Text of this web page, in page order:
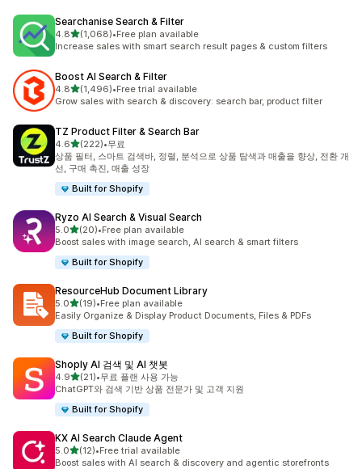
Searchanise Search & Filter
4.8별 5개 중
(1,068)
총 리뷰 1068개
•Free plan available
Increase sales with smart search result pages & custom filters
Boost AI Search & Filter
4.8별 5개 중
(1,496)
총 리뷰 1496개
•Free trial available
Grow sales with search & discovery: search bar, product filter
TZ Product Filter & Search Bar
4.6별 5개 중
(222)
총 리뷰 222개
•무료
상품 필터, 스마트 검색바, 정렬, 분석으로 상품 탐색과 매출을 향상, 전환 개
선, 구매 촉진, 매출 성장
Built for Shopify
Ryzo AI Search & Visual Search
5.0별 5개 중
(20)
총 리뷰 20개
•Free plan available
Boost sales with image search, AI search & smart filters
Built for Shopify
ResourceHub Document Library
5.0별 5개 중
(19)
총 리뷰 19개
•Free plan available
Easily Organize & Display Product Documents, Files & PDFs
Built for Shopify
Shoply AI 검색 및 AI 챗봇
4.9별 5개 중
(21)
총 리뷰 21개
•무료 플랜 사용 가능
ChatGPT와 검색 기반 상품 전문가 및 고객 지원
Built for Shopify
KX AI Search Claude Agent
5.0별 5개 중
(12)
총 리뷰 12개
•Free trial available
Boost sales with AI search & discovery and agentic storefronts